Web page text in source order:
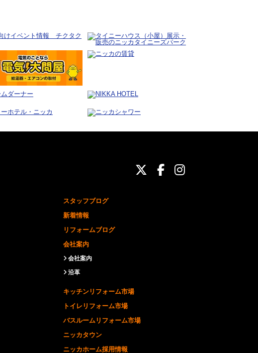
ニッカホーム公式
ニッカホーム公
ニッカホー
スタッフブログ
新着情報
リフォームブログ
会社案内
会社案内
沿革
キッチンリフォーム市場
トイレリフォーム市場
バスルームリフォーム市場
ニッカタウン
ニッカホーム採用情報